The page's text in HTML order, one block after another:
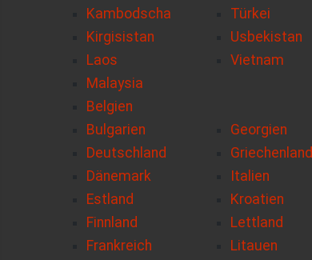
Kambodscha
Kirgisistan
Laos
Malaysia
Türkei
Usbekistan
Vietnam
Belgien
Bulgarien
Deutschland
Dänemark
Estland
Finnland
Frankreich
Georgien
Griechenland
Italien
Kroatien
Lettland
Litauen